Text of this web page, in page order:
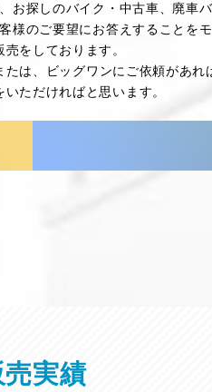
お探しのバイク・中古車、廃車バ
様のご要望にお答えすることを
売をしております。
は、ビッグワンにご依頼があれ
ただければと思います。
売実績